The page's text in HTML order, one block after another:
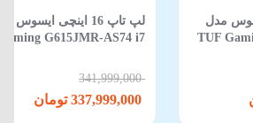
ایسوس مدل
TUF
لپ‌ تاپ 16 اینچی ایسوس
G615JMR-AS74 i7
RTX5060-WIN 11
341,999,000